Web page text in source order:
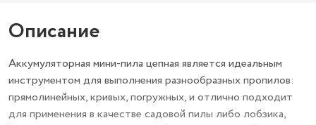
Описание
Аккумуляторная мини-пила цепная является идеальным
инструментом для выполнения разнообразных пропилов:
прямолинейных, кривых, погружных, и отлично подходит
для применения в качестве садовой пилы либо лобзика,